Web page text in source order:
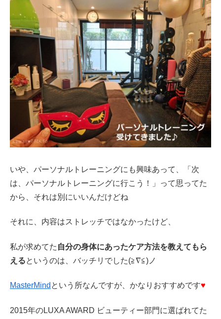
いや、パーソナルトレーニングにも興味あって、「次
は、パーソナルトレーニングに行こう！」って思ってた
から、それは別にいいんだけどね
それに、内容はストレッチではなかったけど、
私が求めてた 自分の身体にあったケア方法を教えてもら
えるというのは、バッチリでした(≧∇≦)ノ
MasterMind という所なんですが、かなりおすすめです♥
2015年のLUXA AWARD ビューティー部門に選ばれてた